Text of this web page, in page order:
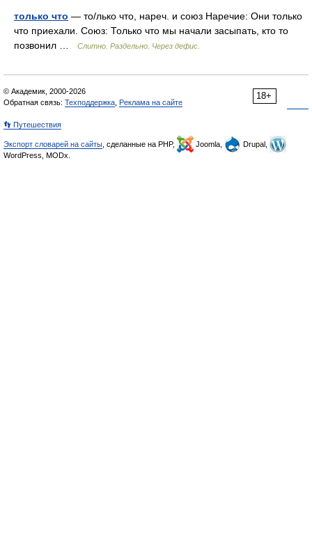
только что — то/лько что, нареч. и союз Наречие: Они только
что приехали. Союз: Только что мы начали засыпать, кто то
позвонил …
Слитно. Раздельно. Через дефис.
18+
© Академик, 2000-2026
Обратная связь: Техподдержка Реклама на сайте
👣 Путешествия
Экспорт словарей на сайты , сделанные на PHP, Joomla,
Drupal,
WordPress, MODx.